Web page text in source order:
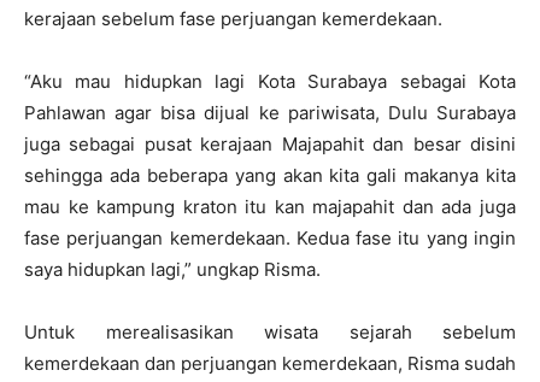
kerajaan sebelum fase perjuangan kemerdekaan.
“Aku mau hidupkan lagi Kota Surabaya sebagai Kota
Pahlawan agar bisa dijual ke pariwisata, Dulu Surabaya
juga sebagai pusat kerajaan Majapahit dan besar disini
sehingga ada beberapa yang akan kita gali makanya kita
mau ke kampung kraton itu kan majapahit dan ada juga
fase perjuangan kemerdekaan. Kedua fase itu yang ingin
saya hidupkan lagi,” ungkap Risma.
Untuk merealisasikan wisata sejarah sebelum
kemerdekaan dan perjuangan kemerdekaan, Risma sudah